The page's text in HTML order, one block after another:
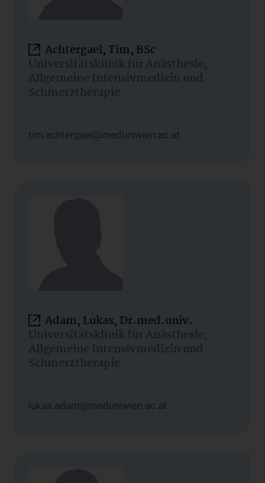
Achtergael, Tim, BSc
Universitätsklinik für Anästhesie,
Allgemeine Intensivmedizin und
Schmerztherapie
tim.achtergael@meduniwien.ac.at
Adam, Lukas, Dr.med.univ.
Universitätsklinik für Anästhesie,
Allgemeine Intensivmedizin und
Schmerztherapie
lukas.adam@meduniwien.ac.at